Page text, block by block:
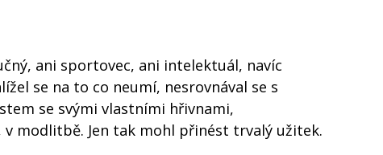
ani sportovec, ani intelektuál, navíc
se na to co neumí, nesrovnával se s
se svými vlastními hřivnami,
modlitbě. Jen tak mohl přinést trvalý užitek.